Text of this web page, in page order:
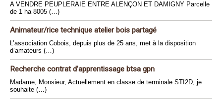
A VENDRE PEUPLERAIE ENTRE ALENÇON ET DAMIGNY Parcelle
de 1 ha 8005 (…)
Animateur/rice technique atelier bois partagé
L’association Cobois, depuis plus de 25 ans, met à la disposition
d’amateurs (…)
Recherche contrat d’apprentissage btsa gpn
Madame, Monsieur, Actuellement en classe de terminale STI2D, je
souhaite (…)